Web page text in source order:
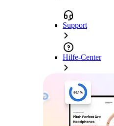
Support
Hilfe-Center